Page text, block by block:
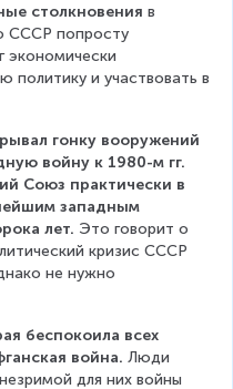
столкновения в
СССР попросту
экономически
политику и участвовать в
гонку вооружений
войну к 1980-м гг.
Союз практически в
западным
лет. Это говорит о
кризис СССР
не нужно
беспокоила всех
война. Люди
для них войны